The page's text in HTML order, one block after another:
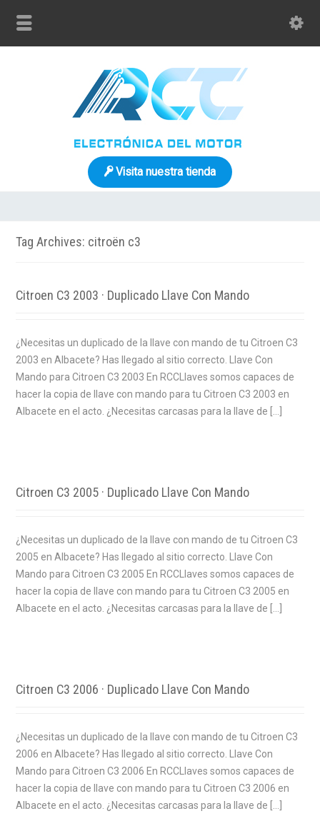
Visita nuestra tienda
Tag Archives: citroën c3
Citroen C3 2003 · Duplicado Llave Con Mando
¿Necesitas un duplicado de la llave con mando de tu Citroen C3
2003 en Albacete? Has llegado al sitio correcto. Llave Con
Mando para Citroen C3 2003 En RCCLlaves somos capaces de
hacer la copia de llave con mando para tu Citroen C3 2003 en
Albacete en el acto. ¿Necesitas carcasas para la llave de […]
Citroen C3 2005 · Duplicado Llave Con Mando
¿Necesitas un duplicado de la llave con mando de tu Citroen C3
2005 en Albacete? Has llegado al sitio correcto. Llave Con
Mando para Citroen C3 2005 En RCCLlaves somos capaces de
hacer la copia de llave con mando para tu Citroen C3 2005 en
Albacete en el acto. ¿Necesitas carcasas para la llave de […]
Citroen C3 2006 · Duplicado Llave Con Mando
¿Necesitas un duplicado de la llave con mando de tu Citroen C3
2006 en Albacete? Has llegado al sitio correcto. Llave Con
Mando para Citroen C3 2006 En RCCLlaves somos capaces de
hacer la copia de llave con mando para tu Citroen C3 2006 en
Albacete en el acto. ¿Necesitas carcasas para la llave de […]